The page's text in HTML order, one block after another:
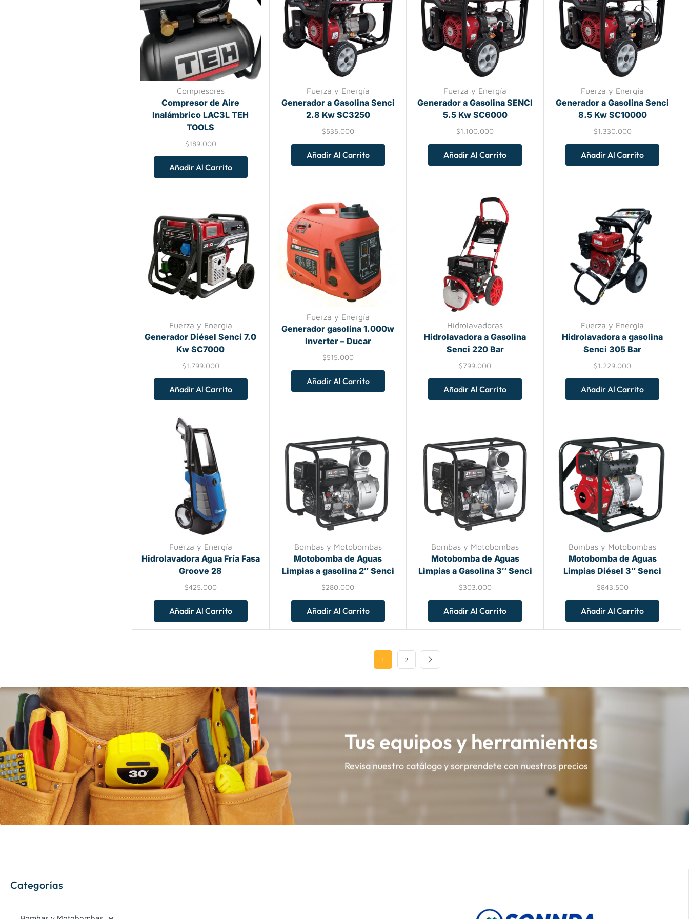
Compresores
Compresor de Aire
Inalámbrico LAC3L TEH
TOOLS
$189.000
Añadir Al Carrito
Fuerza y Energía
Generador a Gasolina Senci
2.8 Kw SC3250
$535.000
Añadir Al Carrito
Fuerza y Energía
Generador a Gasolina SENCI
5.5 Kw SC6000
$1.100.000
Añadir Al Carrito
Fuerza y Energía
Generador a Gasolina Senci
8.5 Kw SC10000
$1.330.000
Añadir Al Carrito
Fuerza y Energía
Generador Diésel Senci 7.0
Kw SC7000
$1.799.000
Añadir Al Carrito
Fuerza y Energía
Generador gasolina 1.000w
Inverter – Ducar
$515.000
Añadir Al Carrito
Hidrolavadoras
Hidrolavadora a Gasolina
Senci 220 Bar
$799.000
Añadir Al Carrito
Fuerza y Energía
Hidrolavadora a gasolina
Senci 305 Bar
$1.229.000
Añadir Al Carrito
Fuerza y Energía
Hidrolavadora Agua Fría Fasa
Groove 28
$425.000
Añadir Al Carrito
Bombas y Motobombas
Motobomba de Aguas
Limpias a gasolina 2″ Senci
$280.000
Añadir Al Carrito
Bombas y Motobombas
Motobomba de Aguas
Limpias a Gasolina 3″ Senci
$303.000
Añadir Al Carrito
Bombas y Motobombas
Motobomba de Aguas
Limpias Diésel 3″ Senci
$843.500
Añadir Al Carrito
1 2
Tus equipos y herramientas
Revisa nuestro catálogo y sorprendete con nuestros precios
Categorías